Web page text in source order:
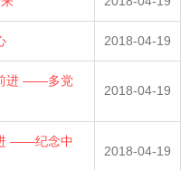
2018-04-19
进 ——多党
2018-04-19
——纪念中
2018-04-19